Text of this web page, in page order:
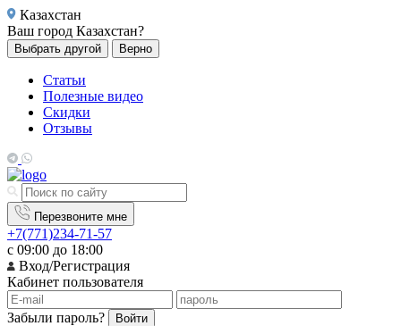
Казахстан
Ваш город Казахстан?
Выбрать другой Верно
Статьи
Полезные видео
Скидки
Отзывы
Перезвоните мне
+7(771)234-71-57
с 09:00 до 18:00
Вход/Регистрация
Кабинет пользователя
Забыли пароль? Войти